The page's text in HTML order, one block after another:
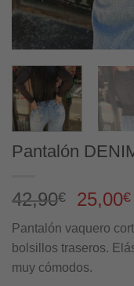
Pantalón
42,90€
El
era:
42,90€.
25,00€
Pantalón vaquero
bolsillos traseros.
muy cómodos.